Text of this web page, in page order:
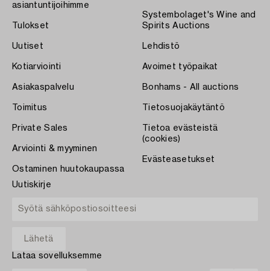
asiantuntijoihimme
Tulokset
Uutiset
Kotiarviointi
Asiakaspalvelu
Toimitus
Private Sales
Arviointi & myyminen
Ostaminen huutokaupassa
Systembolaget's Wine and
Spirits Auctions
Lehdistö
Avoimet työpaikat
Bonhams - All auctions
Tietosuojakäytäntö
Tietoa evästeistä
(cookies)
Evästeasetukset
Uutiskirje
Lataa sovelluksemme